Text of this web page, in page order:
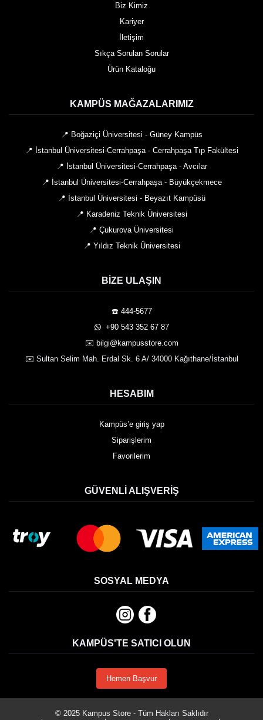
Biz Kimiz
Kariyer
İletişim
Sıkça Sorulan Sorular
Ürün Kataloğu
KAMPÜS MAĞAZALARIMIZ
📍 Boğaziçi Üniversitesi - Güney Kampüs
📍 İstanbul Üniversitesi-Cerrahpaşa - Cerrahpaşa Tıp Fakültesi
📍 İstanbul Üniversitesi-Cerrahpaşa - Avcılar
📍 İstanbul Üniversitesi-Cerrahpaşa - Büyükçekmece
📍 İstanbul Üniversitesi - Beyazıt Kampüsü
📍 Karadeniz Teknik Üniversitesi
📍 Çukurova Üniversitesi
📍 Yıldız Teknik Üniversitesi
BIZE ULAŞIN
☎️ 444-5677
️ +90 543 352 67 87
✉️ bilgi@kampusstore.com
✉️ Sultan Selim Mah. Erdal Sk. 6 A/ 34000 Kağıthane/İstanbul
HESABIM
Kampüs’e giriş yap
Siparişlerim
Favorilerim
GÜVENLI ALIŞVERIŞ
SOSYAL MEDYA
KAMPÜS'TE SATICI OLUN
Hemen Başvur
© 2025 Kampus Store - Tüm Hakları Saklıdır